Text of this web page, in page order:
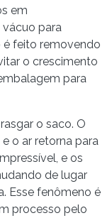
em
para
é feito removendo
o crescimento
para
o saco. O
o ar retorna para
e os
de lugar
Esse fenômeno é
processo pelo